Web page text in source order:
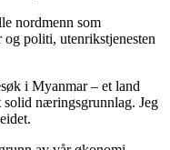
nordmenn som
politi, utenrikstjenesten
i Myanmar – et land
næringsgrunnlag. Jeg